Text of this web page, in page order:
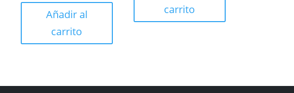
Añadir al
carrito
carrito